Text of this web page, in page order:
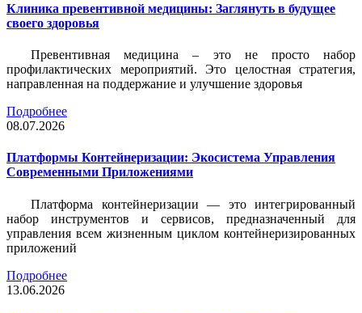
Клиника превентивной медицины: Заглянуть в будущее
своего здоровья
Превентивная медицина – это не просто набор
профилактических мероприятий. Это целостная стратегия,
направленная на поддержание и улучшение здоровья
Подробнее
08.07.2026
Платформы Контейнеризации: Экосистема Управления
Современными Приложениями
Платформа контейнеризации — это интегрированный
набор инструментов и сервисов, предназначенный для
управления всем жизненным циклом контейнеризированных
приложений
Подробнее
13.06.2026